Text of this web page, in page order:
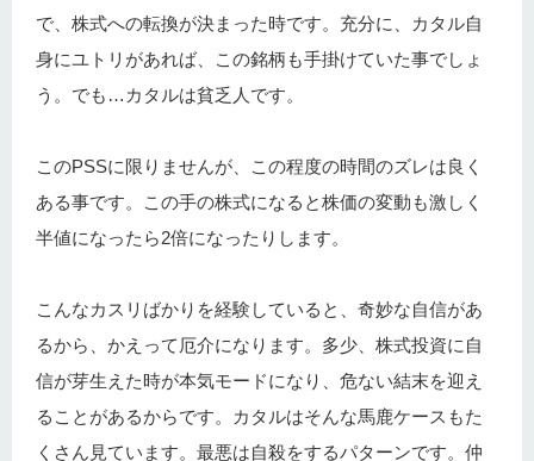
で、株式への転換が決まった時です。充分に、カタル自
身にユトリがあれば、この銘柄も手掛けていた事でしょ
う。でも…カタルは貧乏人です。
このPSSに限りませんが、この程度の時間のズレは良く
ある事です。この手の株式になると株価の変動も激しく
半値になったら2倍になったりします。
こんなカスリばかりを経験していると、奇妙な自信があ
るから、かえって厄介になります。多少、株式投資に自
信が芽生えた時が本気モードになり、危ない結末を迎え
ることがあるからです。カタルはそんな馬鹿ケースもた
くさん見ています。最悪は自殺をするパターンです。仲